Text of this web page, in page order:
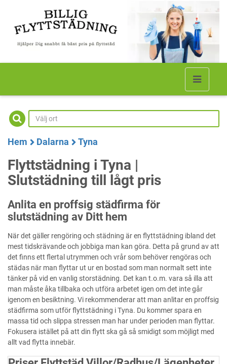
Hem Dalarna Tyna
Flyttstädning i Tyna |
Slutstädning till lågt pris
Anlita en proffsig städfirma för
slutstädning av Ditt hem
När det gäller rengöring och städning är en flyttstädning ibland det
mest tidskrävande och jobbiga man kan göra. Detta på grund av att
det finns ett flertal utrymmen och vrår som behöver rengöras och
städas när man flyttar ut ur en bostad som man normalt sett inte
tänker på vid en vanlig storstädning. Det kan t.o.m. vara så illa att
man måste åka tillbaka och utföra arbetet igen om det inte går
igenom en besiktning. Vi rekommenderar att man anlitar en proffsig
städfirma som utför flyttstädning i Tyna. Du kommer spara en
massa tid och slippa stressen man har under perioden man flyttar.
Fokusera istället på att din flytt ska gå så smidigt som möjligt med
allt vad flytta innebär.